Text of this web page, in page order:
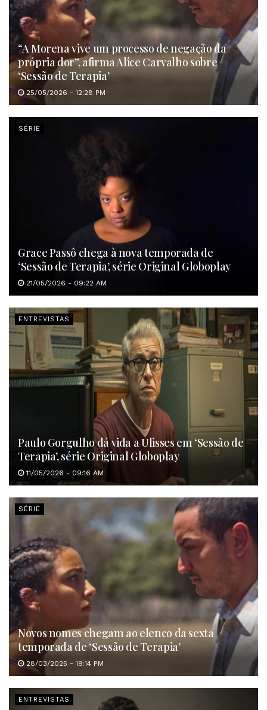
“A Morena vive um processo de negação da
própria dor”, afirma Alice Carvalho sobre
‘Sessão de Terapia’
25/05/2026 - 12:28 PM
SÉRIE
Grace Passô chega à nova temporada de
‘Sessão de Terapia’, série Original Globoplay
21/05/2026 - 09:22 AM
ENTREVISTAS
Paulo Gorgulho dá vida a Ulisses em ‘Sessão de
Terapia’, série Original Globoplay
11/05/2026 - 09:16 AM
SÉRIE
Novos nomes chegam ao elenco da sexta
temporada de ‘Sessão de Terapia’
28/03/2025 - 19:14 PM
ENTREVISTAS